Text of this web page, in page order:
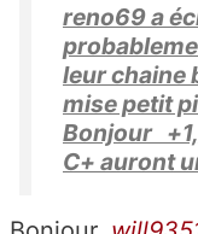
reno69 a
leur chaine
mise petit
Bonjour
C+ auront